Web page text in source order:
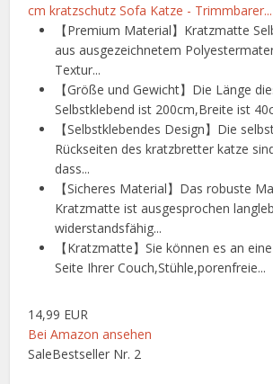
cm kratzschutz Sofa Katze - Trimmbarer...
【Premium Material】Kratzmatte
aus ausgezeichnetem
Textur...
【Größe und Gewicht】Die Länge
Selbstklebend ist 200cm,Breite ist
【Selbstklebendes Design】Die
Rückseiten des kratzbretter katze
dass...
【Sicheres Material】Das robuste
Kratzmatte ist ausgesprochen
widerstandsfähig...
【Kratzmatte】Sie können es an
Seite Ihrer Couch,Stühle,porenfreie...
14,99 EUR
Bei Amazon ansehen
SaleBestseller Nr. 2